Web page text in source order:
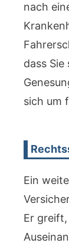
nach
dass
sich um
Ein
Er